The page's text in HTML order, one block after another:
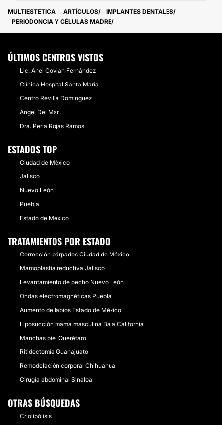
MULTIESTETICA ARTÍCULOS
IMPLANTES DENTALES
PERIODONCIA Y CÉLULAS MADRE
ÚLTIMOS CENTROS VISTOS
Lic. Anel Covian Fernández
Clínica Hospital Santa María
Centro Revilla Domínguez
Ángel Del Mar
Dra. Perla Rojas Ramos.
ESTADOS TOP
Ciudad de México
Jalisco
Nuevo León
Puebla
Estado de México
TRATAMIENTOS POR ESTADO
Corrección párpados Ciudad de México
Mamoplastia reductiva Jalisco
Levantamiento de pecho Nuevo León
Ondas electromagnéticas Puebla
Aumento de labios Estado de México
Liposucción mama masculina Baja California
Manchas piel Querétaro
Ritidectomía Guanajuato
Remodelación corporal Chihuahua
Cirugía abdominal Sinaloa
OTRAS BÚSQUEDAS
Criolipólisis